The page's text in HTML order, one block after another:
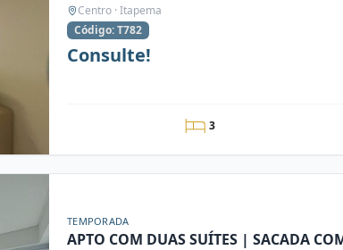
Centro · Itapema
Código: T782
Consulte!
3
TEMPORADA
APTO COM DUAS SUÍTES | SACADA